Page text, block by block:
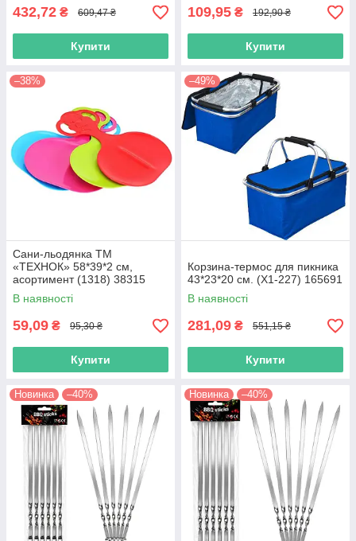
432,72 ₴ 609,47 ₴
Купити
109,95 ₴ 192,90 ₴
Купити
–38%
Сани-льодянка ТМ
«ТЕХНОК» 58*39*2 см,
асортимент (1318) 38315
В наявності
59,09 ₴ 95,30 ₴
Купити
–49%
Корзина-термос для пикника
43*23*20 см. (Х1-227) 165691
В наявності
281,09 ₴ 551,15 ₴
Купити
Новинка –40% Новинка –40%